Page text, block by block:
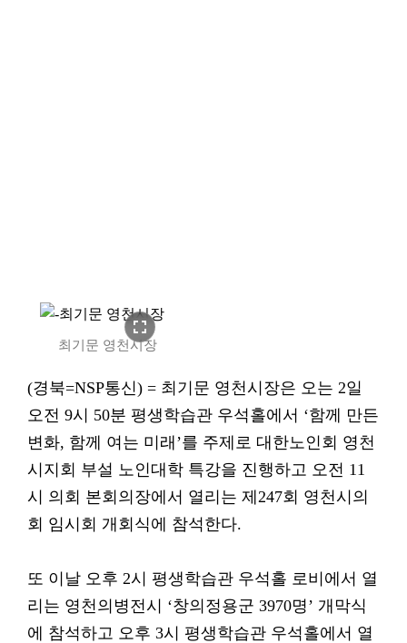
fullscreen
최기문 영천시장
(경북=NSP통신) = 최기문 영천시장은 오는 2일
오전 9시 50분 평생학습관 우석홀에서 ‘함께 만든
변화, 함께 여는 미래’를 주제로 대한노인회 영천
시지회 부설 노인대학 특강을 진행하고 오전 11
시 의회 본회의장에서 열리는 제247회 영천시의
회 임시회 개회식에 참석한다.
또 이날 오후 2시 평생학습관 우석홀 로비에서 열
리는 영천의병전시 ‘창의정용군 3970명’ 개막식
에 참석하고 오후 3시 평생학습관 우석홀에서 열